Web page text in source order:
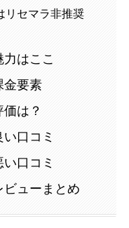
リセマラ非推奨
はここ
金要素
は？
口コミ
口コミ
ビューまとめ